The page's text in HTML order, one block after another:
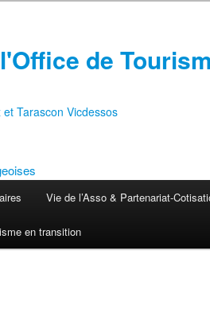
de
Tarascon Vicdessos
Vie de l’Asso & Partenariat-
en transition